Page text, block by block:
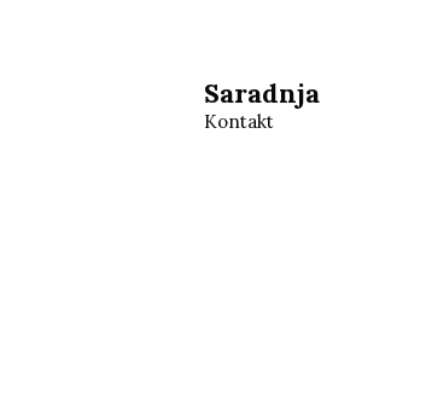
Saradnja
Kontakt